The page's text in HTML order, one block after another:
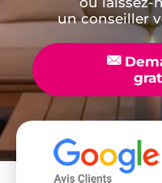
un conseiller
📧